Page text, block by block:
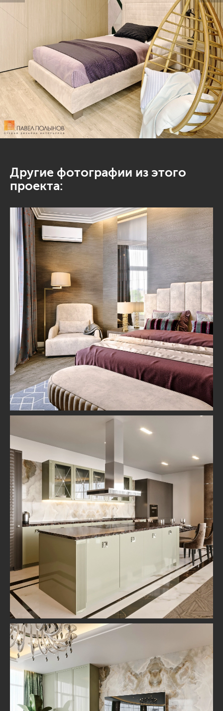
Другие фотографии из этого
проекта: